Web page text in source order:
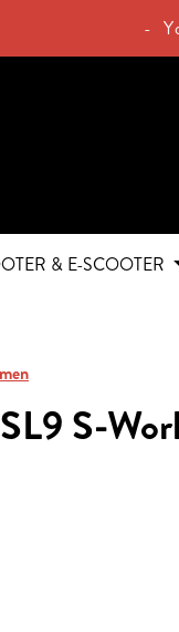
-
& E-SCOOTER
S-